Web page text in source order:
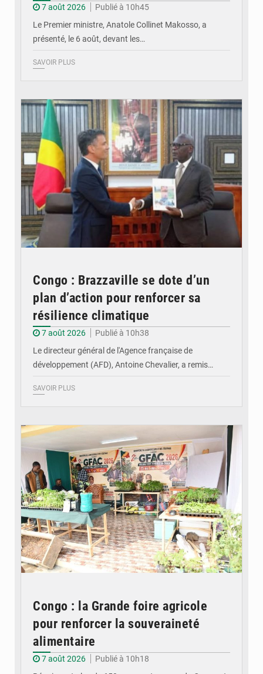
7 août 2026
Publié à 10h45
Le Premier ministre, Anatole Collinet Makosso, a
présenté, le 6 août, devant les…
SAVOIR PLUS
Congo : Brazzaville se dote d’un
plan d’action pour renforcer sa
résilience climatique
7 août 2026
Publié à 10h38
Le directeur général de l'Agence française de
développement (AFD), Antoine Chevalier, a remis…
SAVOIR PLUS
Congo : la Grande foire agricole
pour renforcer la souveraineté
alimentaire
7 août 2026
Publié à 10h18